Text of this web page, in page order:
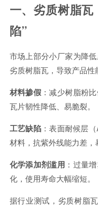
一、劣质树脂
陷”
市场上部分小厂家为降
劣质树脂瓦，导致产品性
材料掺假 ：减少树脂粉
瓦片韧性降低、易脆裂。
工艺缺陷：表面耐候层
材料，抗紫外线能力差，
化学添加剂滥用 ：过量
化，使用寿命大幅缩短。
据行业测试，劣质树脂